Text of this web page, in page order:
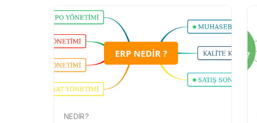
NEDIR?